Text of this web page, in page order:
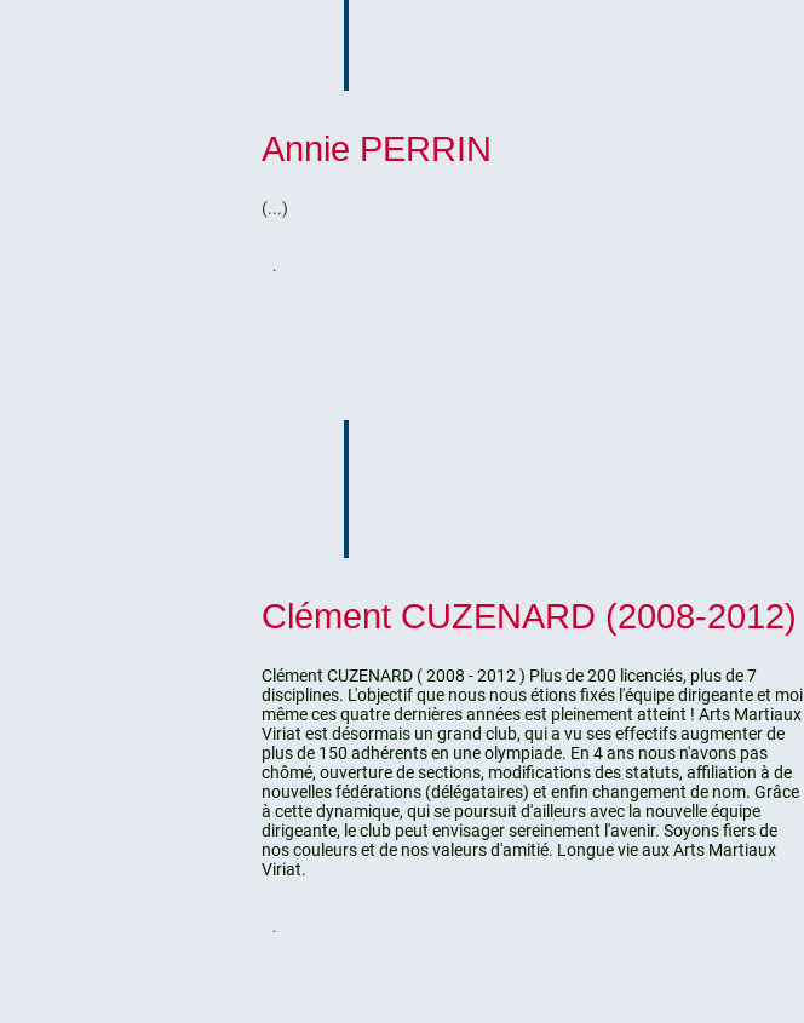
Annie PERRIN
(...)
.
Clément CUZENARD (2008-2012)
Clément CUZENARD ( 2008 - 2012 ) Plus de 200 licenciés, plus de 7
disciplines. L'objectif que nous nous étions fixés l'équipe dirigeante et moi
même ces quatre dernières années est pleinement atteint ! Arts Martiaux
Viriat est désormais un grand club, qui a vu ses effectifs augmenter de
plus de 150 adhérents en une olympiade. En 4 ans nous n'avons pas
chômé, ouverture de sections, modifications des statuts, affiliation à de
nouvelles fédérations (délégataires) et enfin changement de nom. Grâce
à cette dynamique, quise poursuit d'ailleurs avec la nouvelle équipe
dirigeante, le club peut envisager sereinement l'avenir. Soyons fiers de
nos couleurs et de nosvaleurs d'amitié. Longue vie aux Arts Martiaux
Viriat.
.